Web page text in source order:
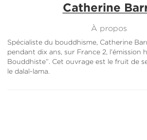
Catherine
À propos
Spécialiste du bouddhisme, Catherine
pendant dix ans, sur France 2, l’émission
Bouddhiste”. Cet ouvrage est le fruit de
le dalaï-lama.